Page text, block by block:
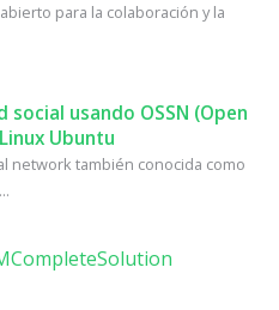
para la colaboración y la
usando OSSN (Open
Ubuntu
network también conocida como